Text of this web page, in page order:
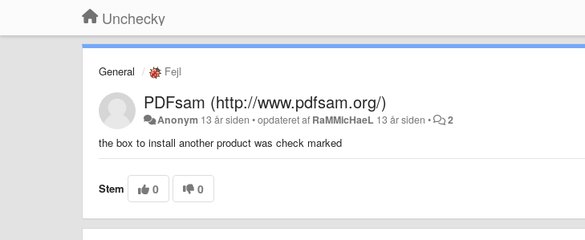
Unchecky
General Fejl
PDFsam (http://www.pdfsam.org/)
Anonym 13 år siden •opdateret af RaMMicHaeL 13 år siden • 2
the box to install another product was check marked
Stem 0 0